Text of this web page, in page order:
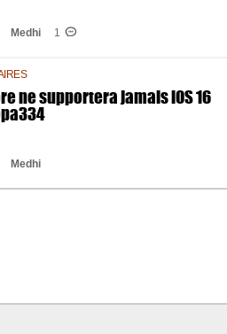
Medhi 1
ne supportera jamais iOS 16
Medhi